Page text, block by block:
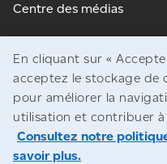
Centre des médias
Mises à jour sur les
Soutiens
Suivez-nous
En cliquant sur «
acceptez le stockage de
pour améliorer la
utilisation et contribuer
Consultez notre
savoir plus.